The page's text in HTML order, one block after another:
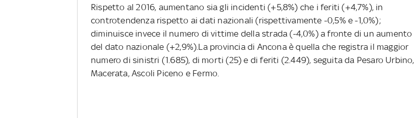
Rispetto al 2016, aumentano sia gli incidenti (+5,8%) che i feriti (+4,7%), in
controtendenza rispetto ai dati nazionali (rispettivamente -0,5% e -1,0%);
diminuisce invece il numero di vittime della strada (-4,0%) a fronte di un aumento
del dato nazionale (+2,9%).La provincia di Ancona è quella che registra il maggior
numero di sinistri (1.685), di morti (25) e di feriti (2.449), seguita da Pesaro Urbino,
Macerata, Ascoli Piceno e Fermo.